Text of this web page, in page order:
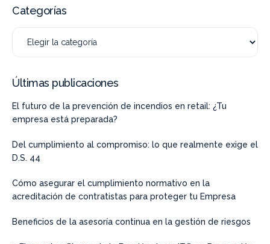
Categorías
Últimas publicaciones
El futuro de la prevención de incendios en retail: ¿Tu
empresa está preparada?
Del cumplimiento al compromiso: lo que realmente exige el
D.S. 44
Cómo asegurar el cumplimiento normativo en la
acreditación de contratistas para proteger tu Empresa
Beneficios de la asesoría continua en la gestión de riesgos